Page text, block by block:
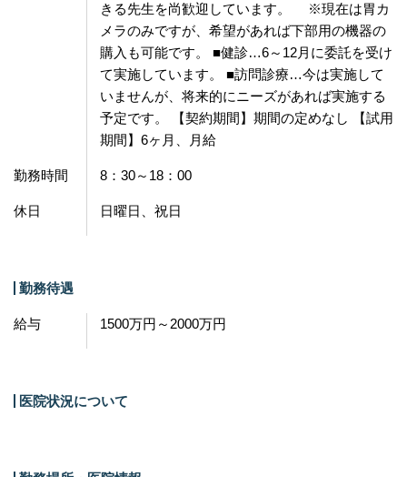
きる先生を尚歓迎しています。 ※現在は胃カ
メラのみですが、希望があれば下部用の機器の
購入も可能です。 ■健診…6～12月に委託を受け
て実施しています。 ■訪問診療…今は実施して
いませんが、将来的にニーズがあれば実施する
予定です。 【契約期間】期間の定めなし 【試用
期間】6ヶ月、月給
勤務時間 8：30～18：00
休日 日曜日、祝日
勤務待遇
給与 1500万円～2000万円
医院状況について